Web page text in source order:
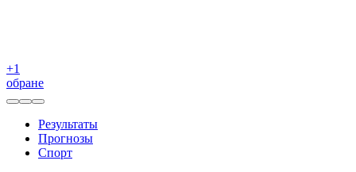
+1
обране
Результаты
Прогнозы
Спорт